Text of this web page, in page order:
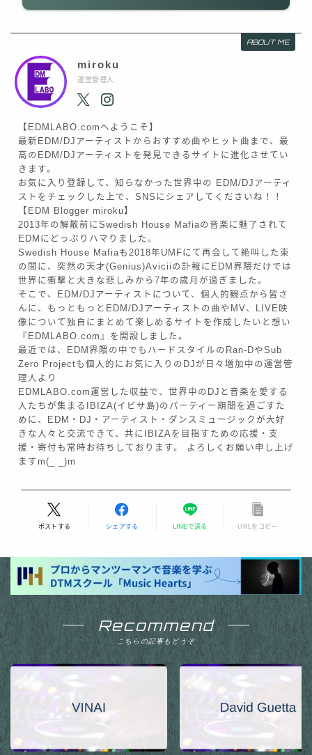
ABOUT ME
miroku
運営管理人
【EDMLABO.comへようこそ】
最新EDM/DJアーティストからおすすめ曲やヒット曲まで、最
高のEDM/DJアーティストを発見できるサイトに進化させてい
きます。
お気に入り登録して、知らなかった世界中の EDM/DJアーティ
ストをチェックした上で、SNSにシェアしてくださいね！！
【EDM Blogger miroku】
2013年の解散前にSwedish House Mafiaの音楽に魅了されて
EDMにどっぷりハマりました。
Swedish House Mafiaも2018年UMFにて再会して絶叫した束
の間に、突然の天才(Genius)Aviciiの訃報にEDM界隈だけでは
世界に衝撃と大きな悲しみから7年の歳月が過ぎました。
そこで、EDM/DJアーティストについて、個人的観点から皆さ
んに、もっともっとEDM/DJアーティストの曲やMV、LIVE映
像について独自にまとめて楽しめるサイトを作成したいと想い
『EDMLABO.com』を開設しました。
最近では、EDM界隈の中でもハードスタイルのRan-DやSub
Zero Projectも個人的にお気に入りのDJが日々増加中の運営管
理人より
EDMLABO.com運営した収益で、世界中のDJと音楽を愛する
人たちが集まるIBIZA(イビサ島)のパーティー期間を過ごすた
めに、EDM・DJ・アーティスト・ダンスミュージックが大好
きな人々と交流できて、共にIBIZAを目指すための応援・支
援・寄付も常時お待ちしております。 よろしくお願い申し上げ
ますm(_ _)m
ポストする シェアする LINEで送る URLをコピー
Recommend
こちらの記事もどうぞ